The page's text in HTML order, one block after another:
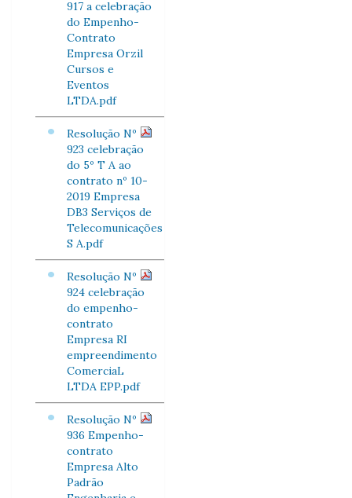
917 a celebração
do Empenho-
Contrato
Empresa Orzil
Cursos e
Eventos
LTDA.pdf
Resolução Nº
923 celebração
do 5º T A ao
contrato nº 10-
2019 Empresa
DB3 Serviços de
Telecomunicações
S A.pdf
Resolução Nº
924 celebração
do empenho-
contrato
Empresa RI
empreendimento
ComerciaL
LTDA EPP.pdf
Resolução Nº
936 Empenho-
contrato
Empresa Alto
Padrão